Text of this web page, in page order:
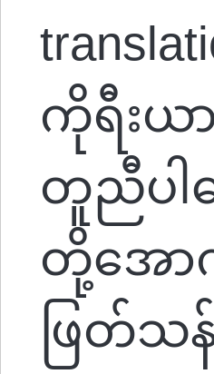
ကိုရီးယ
တူညီပါသ
တို့အော
ဖြတ်သ